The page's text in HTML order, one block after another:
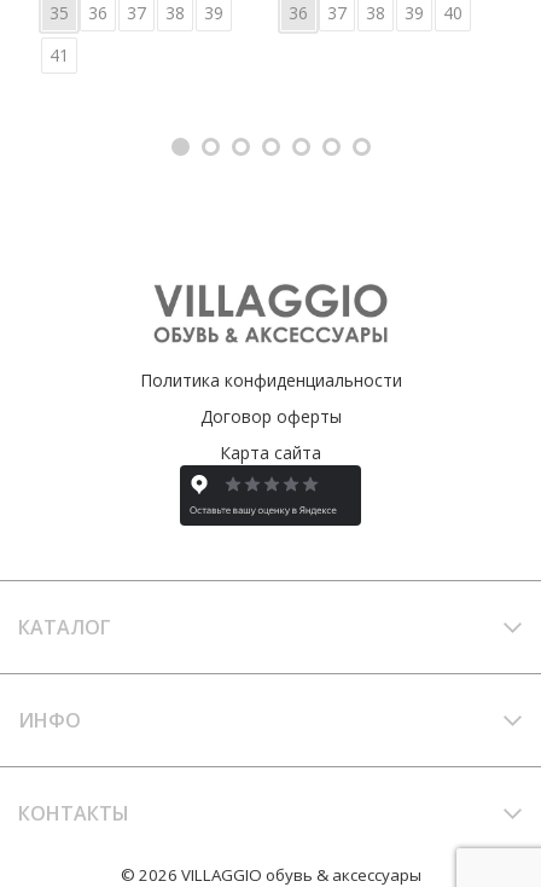
35 36 37 38
39
41
36 37 38 39 40
Политика конфиденциальности
Договор оферты
Карта сайта
КАТАЛОГ
ИНФО
КОНТАКТЫ
© 2026 VILLAGGIO обувь & аксессуары